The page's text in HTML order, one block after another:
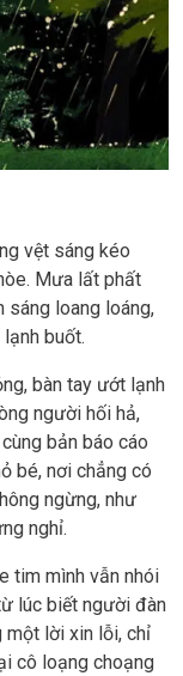
vệt sáng kéo
Mưa lất phất
loang loáng,
buốt.
bàn tay ướt lạnh
người hối hả,
bản báo cáo
bé, nơi chẳng có
ngừng, như
nghỉ.
tim mình vẫn nhói
lúc biết người đàn
một lời xin lỗi, chỉ
cô loạng choạng